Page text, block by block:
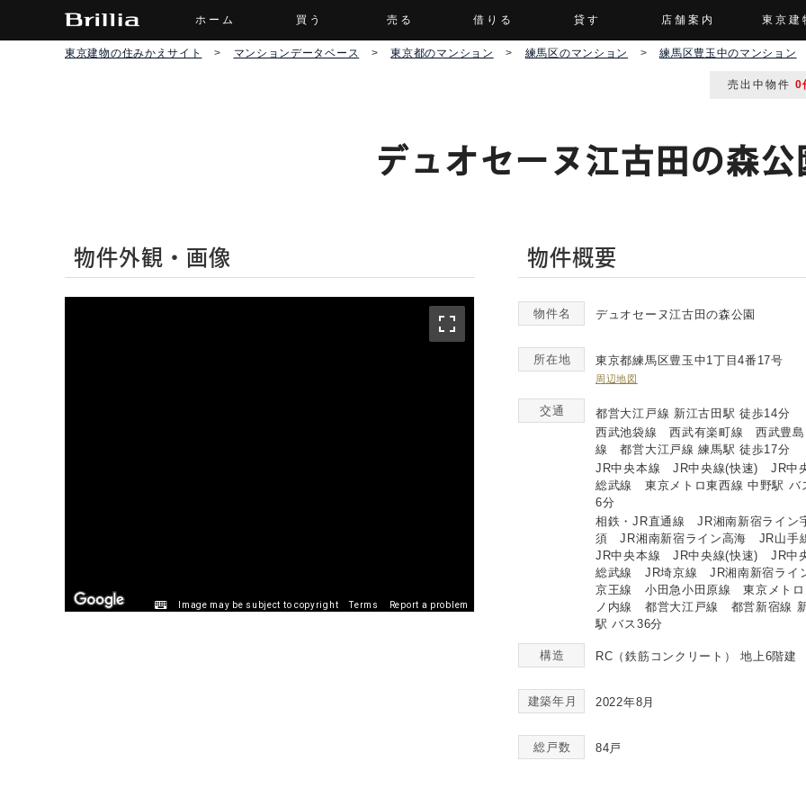
ホーム 買う 売る 借りる 貸す 店舗案内 東京建
東京建物の住みかえサイト > マンションデータベース > 東京都のマンション > 練馬区のマンション > 練馬区豊玉中のマンション
売出中物件 0
デュオセーヌ江古田の森公
物件外観・画像
Image may be subject to copyright Terms Report a problem
物件概要
物件名 デュオセーヌ江古田の森公園
所在地 東京都練馬区豊玉中1丁目4番17号
周辺地図
交通
都営大江戸線 新江古田駅 徒歩14分
西武池袋線 西武有楽町線 西武豊島
線 都営大江戸線 練馬駅 徒歩17分
JR中央本線 JR中央線(快速) JR中
総武線 東京メトロ東西線 中野駅 バ
6分
相鉄・JR直通線 JR湘南新宿ライン
須 JR湘南新宿ライン高海 JR山手
JR中央本線 JR中央線(快速) JR中
総武線 JR埼京線 JR湘南新宿ライ
京王線 小田急小田原線 東京メトロ
ノ内線 都営大江戸線 都営新宿線
駅 バス36分
構造 RC（鉄筋コンクリート） 地上6階建
建築年月 2022年8月
総戸数 84戸